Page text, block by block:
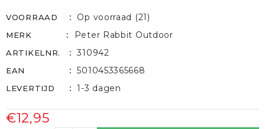
VOORRAAD Op voorraad (21)
MERK Peter Rabbit Outdoor
ARTIKELNR. 310942
EAN 5010453365668
LEVERTIJD 1-3 dagen
€12,95